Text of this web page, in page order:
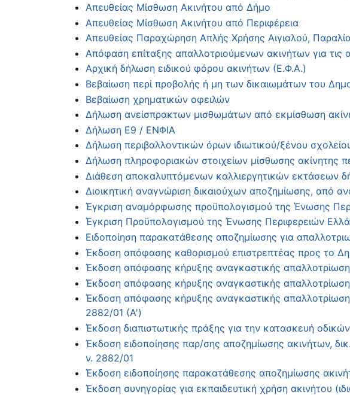
Απευθείας Μίσθωση Ακινήτου από Δήμο
Απευθείας Μίσθωση Ακινήτου από Περιφέρεια
Απευθείας Παραχώρηση Απλής Χρήσης Αιγιαλού,
Απόφαση επίταξης απαλλοτριούμενων ακινήτων για
Αρχική δήλωση ειδικού φόρου ακινήτων (Ε.Φ.Α.)
Βεβαίωση περί προβολής ή μη των δικαιωμάτων του
Βεβαίωση χρηματικών οφειλών
Δήλωση ανείσπρακτων μισθωμάτων από εκμίσθωση
Δήλωση Ε9 / ΕΝΦΙΑ
Δήλωση περιβαλλοντικών όρων ιδιωτικού/ξένου
Δήλωση πληροφοριακών στοιχείων μίσθωσης ακίνητης
Διάθεση αποκαλυπτόμενων καλλιεργητικών εκτάσεων
Διοικητική αναγνώριση δικαιούχων αποζημίωσης, από
Έγκριση αναμόρφωσης προϋπολογισμού της Ένωσης
Έγκριση Προϋπολογισμού της Ένωσης Περιφερειών
Ειδοποίηση παρακατάθεσης αποζημίωσης για
Έκδοση απόφασης καθορισμού επιστρεπτέας προς το
Έκδοση απόφασης κήρυξης αναγκαστικής
Έκδοση απόφασης κήρυξης αναγκαστικής
Έκδοση απόφασης κήρυξης αναγκαστικής
2882/01 (Α')
Έκδοση διαπιστωτικής πράξης για την κατασκευή
Έκδοση ειδοποίησης παρ/σης αποζημίωσης ακινήτων,
ν. 2882/01
Έκδοση ειδοποίησης παρακατάθεσης αποζημίωσης
Έκδοση συνηγορίας για εκπαιδευτική χρήση ακινήτου